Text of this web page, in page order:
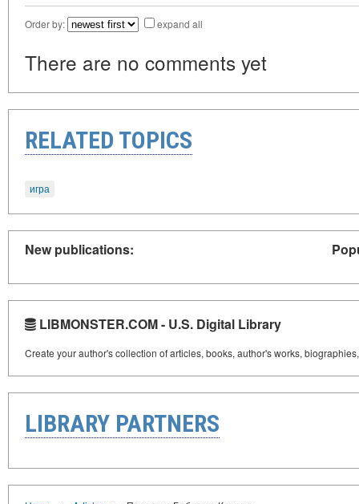
Order by: expand all
There are no comments yet
RELATED TOPICS
игра
New publications:
LIBMONSTER.COM - U.S. Digital Library
Create your author's collection of articles, books, author's works,
LIBRARY PARTNERS